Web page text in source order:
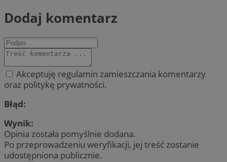
Dodaj komentarz
Akceptuję regulamin zamieszczania komentarzy
oraz politykę prywatności.
Błąd:
Wynik:
Opinia została pomyślnie dodana.
Po przeprowadzeniu weryfikacji, jej treść zostanie
udostępniona publicznie.